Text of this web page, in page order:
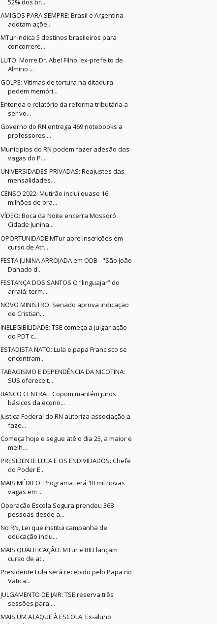
52% dos br...
AMIGOS PARA SEMPRE: Brasil e Argentina
adotam açõe...
MTur indica 5 destinos brasileiros para
concorrere...
LUTO: Morre Dr. Abel Filho, ex-prefeito de
Almino ...
GOLPE: Vítimas de tortura na ditadura
pedem memóri...
Entenda o relatório da reforma tributária a
ser vo...
Governo do RN entrega 469 notebooks a
professores ...
Municípios do RN podem fazer adesão das
vagas do P...
UNIVERSIDADES PRIVADAS: Reajustes das
mensalidades...
CENSO 2022: Mutirão inclui quase 16
milhões de bra...
VÍDEO: Boca da Noite encerra Mossoró
Cidade Junina...
OPORTUNIDADE MTur abre inscrições em
curso de Atr...
FESTA JUNINA ARROJADA em ODB - "São João
Danado d...
FESTANÇA DOS SANTOS O “linguajar” do
arraiá: term...
NOVO MINISTRO: Senado aprova indicação
de Cristian...
INELEGIBILIDADE: TSE começa a julgar ação
do PDT c...
ESTADISTA NATO: Lula e papa Francisco se
encontram...
TABAGISMO E DEPENDÊNCIA DA NICOTINA:
SUS oferece t...
BANCO CENTRAL: Copom mantém juros
básicos da econo...
Justiça Federal do RN autoriza associação a
faze...
Começa hoje e segue até o dia 25, a maior e
melh...
PRESIDENTE LULA E OS ENDIVIDADOS: Chefe
do Poder E...
MAIS MÉDICO: Programa terá 10 mil novas
vagas em ...
Operação Escola Segura prendeu 368
pessoas desde a...
No RN, Lei que institui campanha de
educação inclu...
MAIS QUALIFICAÇÃO: MTur e BID lançam
curso de at...
Presidente Lula será recebido pelo Papa no
Vatica...
JULGAMENTO DE JAIR: TSE reserva três
sessões para ...
MAIS UM ATAQUE À ESCOLA: Ex-aluno